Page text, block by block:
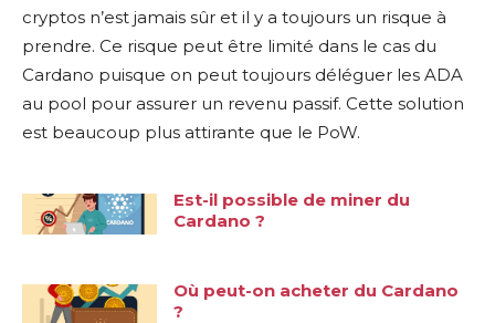
cryptos n’est jamais sûr et il y a toujours un risque à
prendre. Ce risque peut être limité dans le cas du
Cardano puisque on peut toujours déléguer les ADA
au pool pour assurer un revenu passif. Cette solution
est beaucoup plus attirante que le PoW.
Est-il possible de miner du
Cardano ?
Où peut-on acheter du Cardano
?